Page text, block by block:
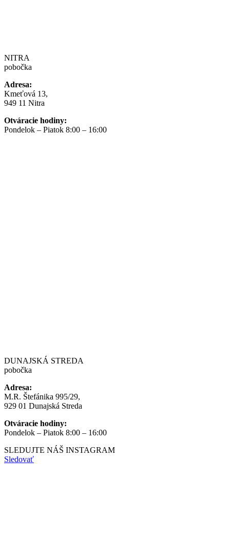
NITRA
pobočka
Adresa:
Kmeťová 13,
949 11 Nitra
Otváracie hodiny:
Pondelok – Piatok 8:00 – 16:00
DUNAJSKÁ STREDA
pobočka
Adresa:
M.R. Štefánika 995/29,
929 01 Dunajská Streda
Otváracie hodiny:
Pondelok – Piatok 8:00 – 16:00
SLEDUJTE NÁŠ INSTAGRAM
Sledovať